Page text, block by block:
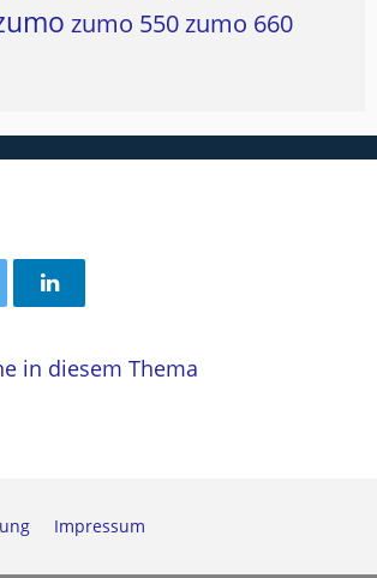
zumo 550zumo 660
in diesem Thema
Impressum